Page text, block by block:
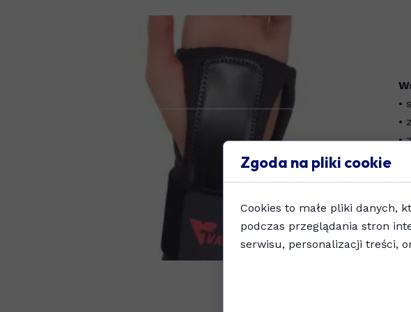
•
•
•
Zgoda na pliki cookie
Cookies to małe pliki danych,
podczas przeglądania stron
serwisu, personalizacji treści,